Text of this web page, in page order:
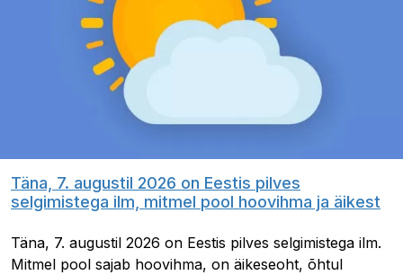
Täna, 7. augustil 2026 on Eestis pilves
selgimistega ilm, mitmel pool hoovihma ja äikest
Täna, 7. augustil 2026 on Eestis pilves selgimistega ilm.
Mitmel pool sajab hoovihma, on äikeseoht, õhtul